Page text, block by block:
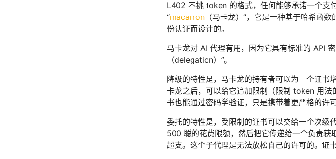
L402 不挑 token 的格式，任何能够承诺一个支
“macarron （马卡龙）”，它是一种基于哈希函
份认证而设计的。
马卡龙对 AI 代理有用，因为它具有标准的 API
（delegation）”。
降级的特性是，马卡龙的持有者可以为一个证书
卡龙之后，可以给它追加限制（限制 token 用
书也能通过密码学验证，只是携带着更严格的许
委托的特性是，受限制的证书可以交给一个次级
500 聪的花费限额，然后把它传递给一个负责获
超支。这个子代理是无法放松自己的许可的。证